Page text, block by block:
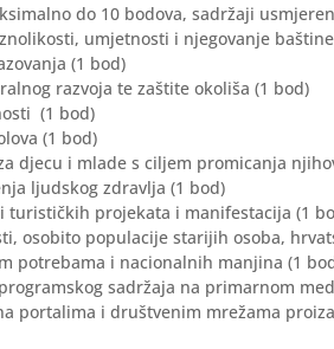
do 10 bodova, sadržaji
umjetnosti i njegovanje
(1 bod)
razvoja te zaštite okoliša (1 bod)
(1 bod)
(1 bod)
djecu i mlade s ciljem promicanja
ljudskog zdravlja (1 bod)
projekata i manifestacija (1
osobito populacije starijih osoba,
potrebama i nacionalnih manjina (1
sadržaja na primarnom
portalima i društvenim mrežama